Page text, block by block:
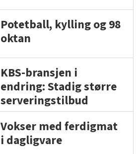
Potetball, kylling og 98
oktan
KBS-bransjen i
endring: Stadig større
serveringstilbud
Vokser med ferdigmat
i dagligvare